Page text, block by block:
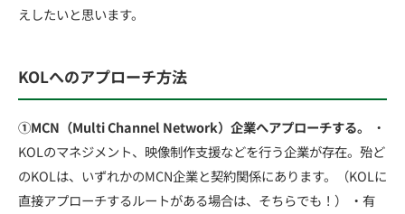
えしたいと思います。
KOLへのアプローチ方法
①MCN（Multi Channel Network）企業へアプローチする。
・
KOLのマネジメント、映像制作支援などを行う企業が存在。殆ど
のKOLは、いずれかのMCN企業と契約関係にあります。（KOLに
直接アプローチするルートがある場合は、そちらでも！） ・有